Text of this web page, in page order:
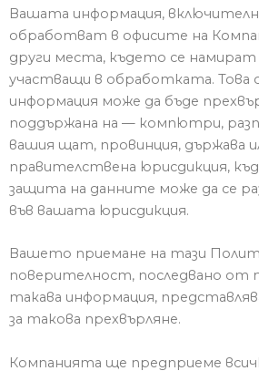
Вашата информация,
обработват в офисите на
други места, където се
участващи в обработката. Това
информация може да бъде
поддържана на — компютри,
вашия щат, провинция, държава
правителствена юрисдикция,
защита на данните може да се
във вашата юрисдикция.
Вашето приемане на тази
поверителност, последвано от
такава информация,
за такова прехвърляне.
Компанията ще предприеме